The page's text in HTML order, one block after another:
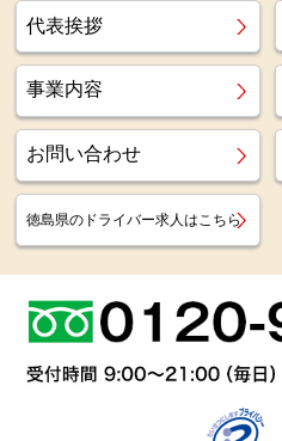
代表挨拶
事業内容
お問い合わせ
徳島県のドライバー求人はこちら